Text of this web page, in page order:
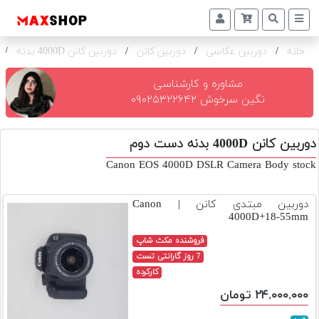
دوربین
و
تجهیزات
و
اکسسوری
دوم
دوربین
و
خانه / دوربین عکاسی / دوربین کانن / دوربین کانن 4000D بدنه /
مشاوره و کارشناسی
نگین سرخوش ۰۹۰۲۵۳۲۲۶۴۲
دوربین کانن 4000D بدنه دست دوم
Canon EOS 4000D DSLR Camera Body stock
دوربین مبتدی کانن | Canon
4000D+18-55mm
فروشنده مکث شاپ
7 روز گارانتی تست
کارکرده
۲۴,۰۰۰,۰۰۰ تومان